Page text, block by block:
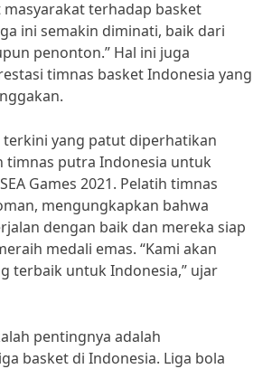
masyarakat terhadap basket
ini semakin diminati, baik dari
penonton.” Hal ini juga
timnas basket Indonesia yang
terkini yang patut diperhatikan
timnas putra Indonesia untuk
Games 2021. Pelatih timnas
mengungkapkan bahwa
dengan baik dan mereka siap
medali emas. “Kami akan
terbaik untuk Indonesia,” ujar
pentingnya adalah
basket di Indonesia. Liga bola